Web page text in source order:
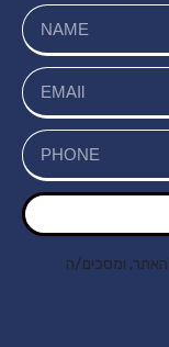
ומסכים/ה